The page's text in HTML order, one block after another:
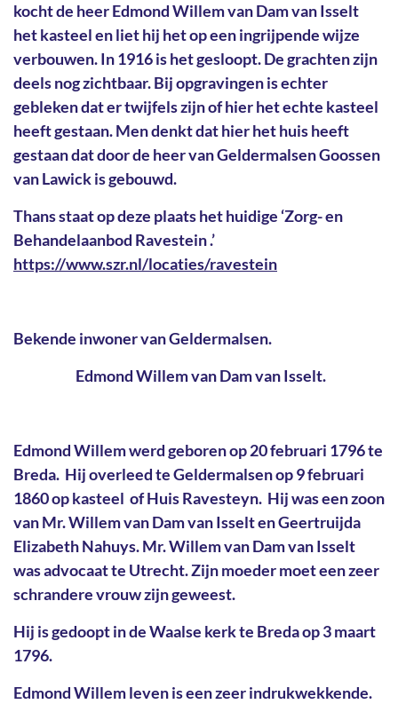
kocht de heer Edmond Willem van Dam van Isselt
het kasteel en liet hij het op een ingrijpende wijze
verbouwen. In 1916 is het gesloopt. De grachten zijn
deels nog zichtbaar. Bij opgravingen is echter
gebleken dat er twijfels zijn of hier het echte kasteel
heeft gestaan. Men denkt dat hier het huis heeft
gestaan dat door de heer van Geldermalsen Goossen
van Lawick is gebouwd.
Thans staat op deze plaats het huidige ‘Zorg- en
Behandelaanbod Ravestein .’
https://www.szr.nl/locaties/ravestein
Bekende inwoner van Geldermalsen.
Edmond Willem van Dam van Isselt.
Edmond Willem werd geboren op 20 februari 1796 te
Breda. Hij overleed te Geldermalsen op 9 februari
1860 op kasteel of Huis Ravesteyn. Hij was een zoon
van Mr. Willem van Dam van Isselt en Geertruijda
Elizabeth Nahuys. Mr. Willem van Dam van Isselt
was advocaat te Utrecht. Zijn moeder moet een zeer
schrandere vrouw zijn geweest.
Hij is gedoopt in de Waalse kerk te Breda op 3 maart
1796.
Edmond Willem leven is een zeer indrukwekkende.